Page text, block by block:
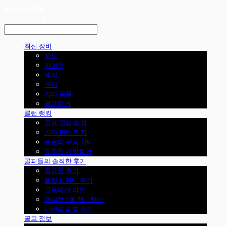
최신 장비
우드
아이언
웨지
퍼터
기타 용품
골프웨어
클럽 랭킹
골프 클럽 랭킹
기타 장비 랭킹
프로의 우승 장비
프로의 가방털기
골퍼들의 솔직한 후기
골프장 후기
클럽 & 장비 후기
골프패션 리뷰
핸디캡 1홀 정복하기
나만의 리뷰 쓰기
골프 정보